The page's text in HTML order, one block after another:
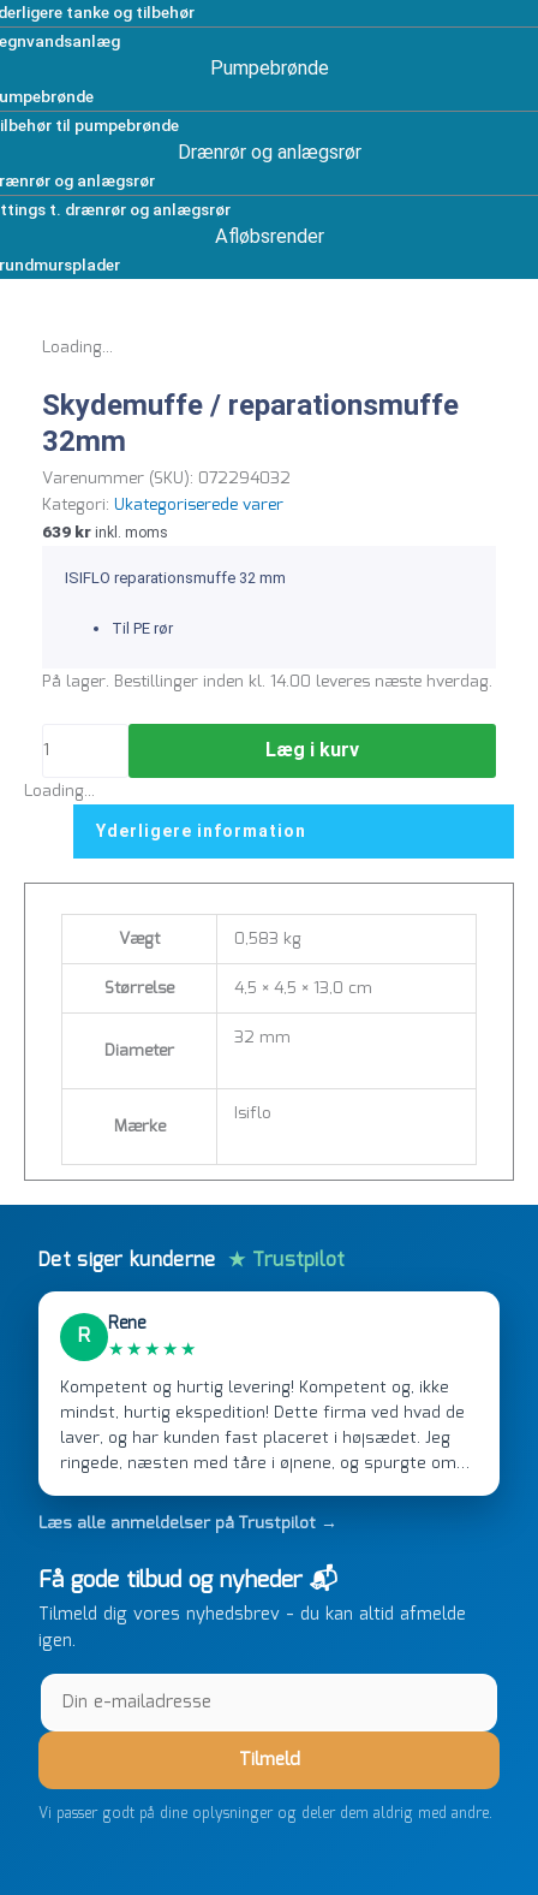
tanke og tilbehør
Pumpebrønde
til pumpebrønde
Drænrør og anlægsrør
og anlægsrør
t. drænrør og anlægsrør
Afløbsrender
Loading...
Skydemuffe / reparationsmuffe
32mm
Varenummer (SKU): 072294032
Kategori: Ukategoriserede varer
639 kr inkl. moms
ISIFLO reparationsmuffe 32 mm
Til PE rør
På lager. Bestillinger inden kl. 14.00 leveres næste hverdag.
Læg i kurv
Loading...
Yderligere information
Vægt
0,583 kg
Størrelse
4,5 × 4,5 × 13,0 cm
Diameter 32 mm
Mærke Isiflo
Det siger kunderne ★ Trustpilot
R Rene
★★★★★
Kompetent og hurtig levering! Kompetent og, ikke
mindst, hurtig ekspedition! Dette firma ved hvad de
laver, og har kunden fast placeret i højsædet. Jeg
ringede, næsten med tåre i øjnene, og spurgte om
ikke kunne overholde en 2 måneder gammel aftale.
Jeg ringede onsdag kl 16, og min store ordre kom
dagen efter kl 6.45! Kan slet ikke få armene ned, og
næste gang jeg skal bruge noget, vil jeg ringe til dem
FØRST. De varmeste og venligste hilsner fra Rene
Læs alle anmeldelser på Trustpilot →
Få gode tilbud og nyheder 📬
Tilmeld dig vores nyhedsbrev - du kan altid afmelde
igen.
Tilmeld
Vi passer godt på dine oplysninger og deler dem aldrig med andre.